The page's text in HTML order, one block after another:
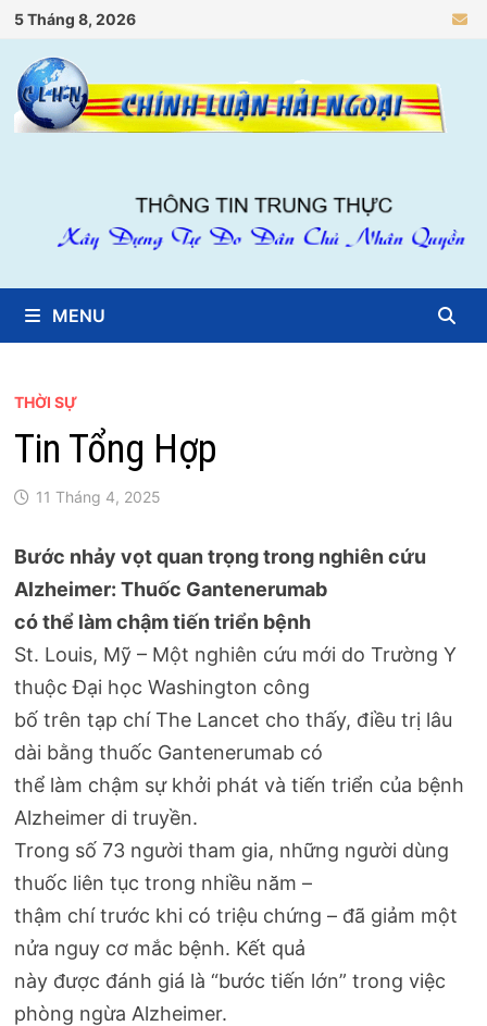
Skip
to
content
5 Tháng 8, 2026
MENU
THỜI SỰ
Tin Tổng Hợp
11 Tháng 4, 2025
Bước nhảy vọt quan trọng trong nghiên cứu
Alzheimer: Thuốc Gantenerumab
có thể làm chậm tiến triển bệnh
St. Louis, Mỹ – Một nghiên cứu mới do Trường Y
thuộc Đại học Washington công
bố trên tạp chí The Lancet cho thấy, điều trị lâu
dài bằng thuốc Gantenerumab có
thể làm chậm sự khởi phát và tiến triển của bệnh
Alzheimer di truyền.
Trong số 73 người tham gia, những người dùng
thuốc liên tục trong nhiều năm –
thậm chí trước khi có triệu chứng – đã giảm một
nửa nguy cơ mắc bệnh. Kết quả
này được đánh giá là “bước tiến lớn” trong việc
phòng ngừa Alzheimer.